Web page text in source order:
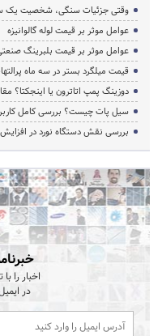
وقتی جزئیات سنگی، شخصیت یک
عوامل موثر بر قیمت لوله گالوانیزه
عوامل موثر بر قیمت بلبرینگ
قیمت میلگرد بستر در سه ماه
دوزینگ پمپ اتاترون یا اینجکتا؟
سیل پات چیست؟ بررسی کامل
بررسی نقش دستگاه نورد در
اخبار را
در